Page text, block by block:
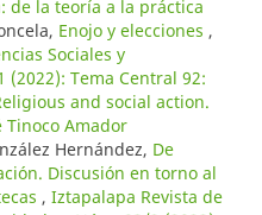
de la teoría a la práctica
Enojo y elecciones ,
Sociales y
Tema Central 92:
and social action.
Tinoco Amador
Hernández, De
Discusión en torno al
, Iztapalapa Revista de